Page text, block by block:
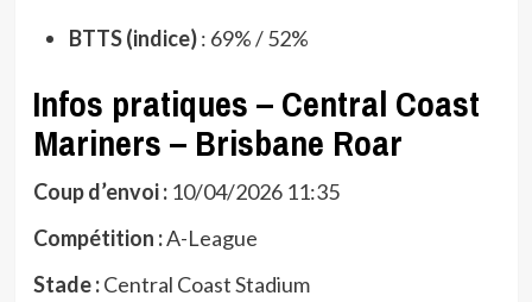
BTTS (indice): 69% / 52%
Infos pratiques – Central Coast
Mariners – Brisbane Roar
Coup d’envoi :10/04/2026 11:35
Compétition :A-League
Stade :Central Coast Stadium